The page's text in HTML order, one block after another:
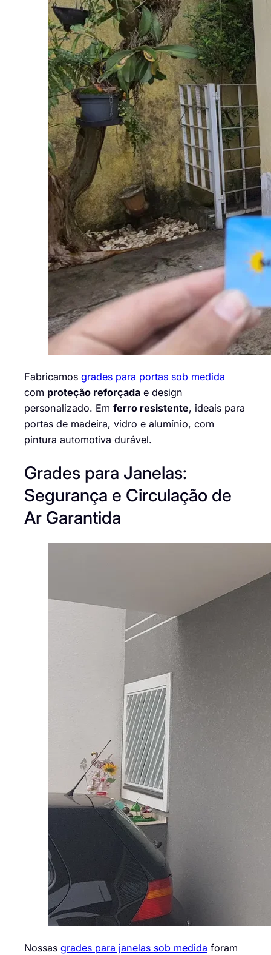
Fabricamos grades para portas sob medida
com proteção reforçada e design
personalizado. Em ferro resistente, ideais para
portas de madeira, vidro e alumínio, com
pintura automotiva durável.
Grades para Janelas:
Segurança e Circulação de
Ar Garantida
Nossas grades para janelas sob medida foram